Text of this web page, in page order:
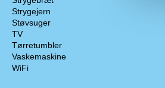
Strygejern
Støvsuger
TV
Tørretumbler
Vaskemaskine
WiFi